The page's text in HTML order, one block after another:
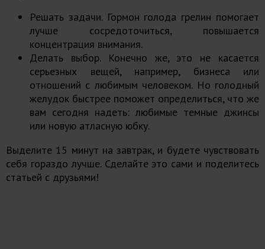
Решать задачи. Гормон голода грелин помогает
лучше сосредоточиться, повышается
концентрация внимания.
Делать выбор. Конечно же, это не касается
серьезных вещей, например, бизнеса или
отношений с любимым человеком. Но голодный
желудок быстрее поможет определиться, что же
вам сегодня надеть: любимые темные джинсы
или новую атласную юбку.
Выделите 15 минут на завтрак, и будете чувствовать
себя гораздо лучше. Сделайте это сами и поделитесь
статьей с друзьями!